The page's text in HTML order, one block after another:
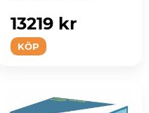
KÖP
13219 kr